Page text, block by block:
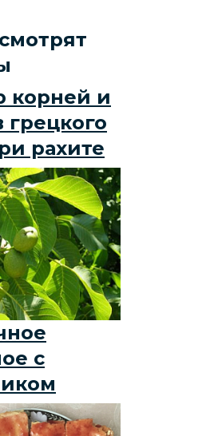
корней и
грецкого
рахите
с